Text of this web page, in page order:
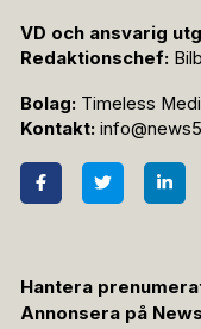
VD och ansvarig
Redaktionschef:
Bolag: Timeless
Kontakt:
Hantera
Annonsera på